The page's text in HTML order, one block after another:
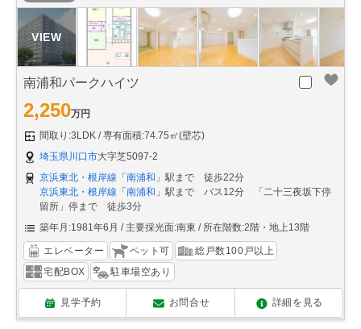
南浦和パークハイツ
2,250万円
間取り:3LDK
専有面積:74.75㎡(壁芯)
埼玉県川口市大字芝5097-2
京浜東北・根岸線 「 南浦和 」駅まで 徒歩22分
京浜東北・根岸線 「 南浦和 」駅まで バス12分 「二十三夜坂下停
留所」停まで 徒歩3分
築年月:1981年6月
主要採光面:南東 所在階数:2階・地上13階
エレベーター ペット可
総戸数100戸以上
宅配BOX
駐車場空あり
見学予約 お問合せ 詳細を見る